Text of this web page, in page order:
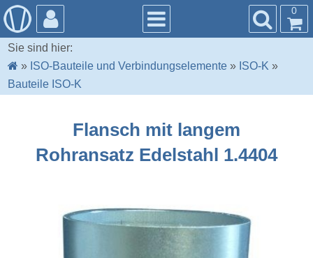
0
Sie sind hier:
» ISO-Bauteile und Verbindungselemente » ISO-K »
Bauteile ISO-K
Flansch mit langem
Rohransatz Edelstahl 1.4404